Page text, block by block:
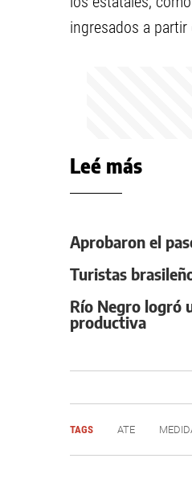
ingresados a
Leé más
Aprobaron el
Turistas
Río Negro logró
productiva
TAGS ATE